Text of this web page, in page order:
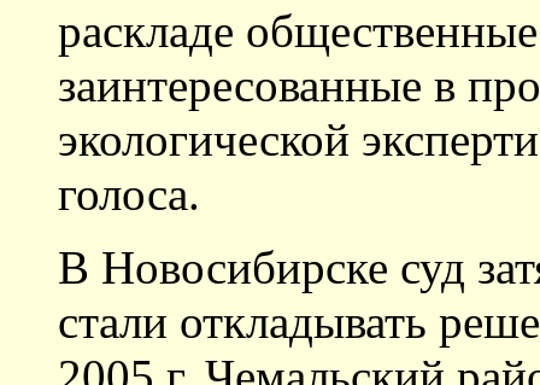
раскладе
заинтересованные в
экологической
голоса.
В Новосибирске суд
стали откладывать